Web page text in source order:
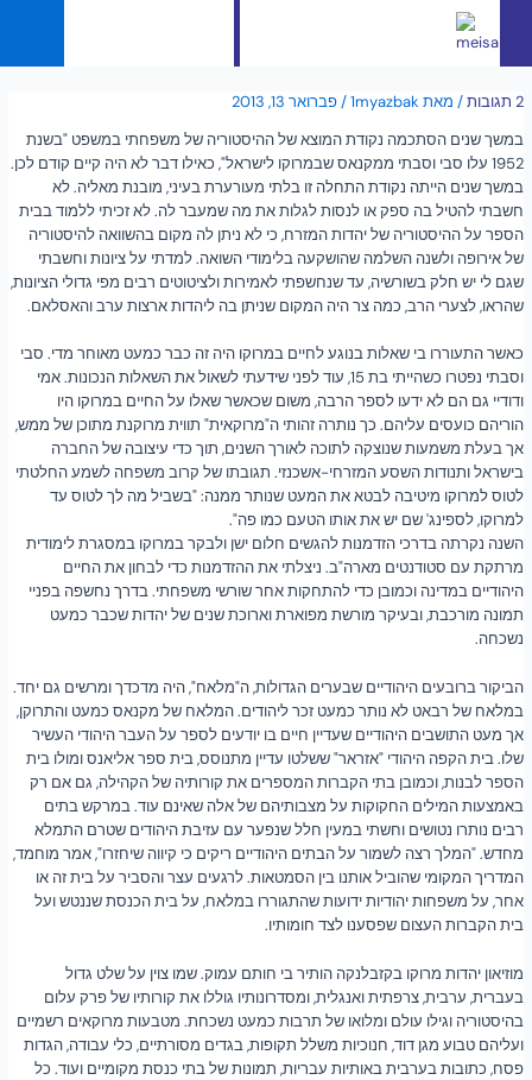
2 תגובות / מאת 1myazbak
/פברואר 13, 2013
במשך שנים הסתכמה נקודת המוצא של ההיסטוריה של משפחתי במשפט "בשנת
1952 עלו סבי וסבתי ממקנאס שבמרוקו לישראל", כאילו דבר לא היה קיים קודם לכן.
במשך שנים הייתה נקודת התחלה זו בלתי מעורערת בעיני, מובנת מאליה. לא
חשבתי להטיל בה ספק או לנסות לגלות את מה שמעבר לה. לא זכיתי ללמוד בבית
הספר על ההיסטוריה של יהדות המזרח, כי לא ניתן לה מקום בהשוואה להיסטוריה
של אירופה ולשנה השלמה שהושקעה בלימודי השואה. למדתי על ציונות וחשבתי
שגם לי יש חלק בשורשיה, עד שנחשפתי לאמירות ולציטוטים רבים מפי גדולי הציונות,
שהראו, לצערי הרב, כמה צר היה המקום שניתן בה ליהדות ארצות ערב והאסלאם.
כאשר התעוררו בי שאלות בנוגע לחיים במרוקו היה זה כבר כמעט מאוחר מדי. סבי
וסבתי נפטרו כשהייתי בת 15, עוד לפני שידעתי לשאול את השאלות הנכונות. אמי
ודודיי גם הם לא ידעו לספר הרבה, משום שכאשר שאלו על החיים במרוקו היו
הוריהם כועסים עליהם. כך נותרה זהותי ה"מרוקאית" תווית מרוקנת מתוכן של ממש,
אך בעלת משמעות שנוצקה לתוכה לאורך השנים, תוך כדי עיצובה של החברה
בישראל ותנודות השסע המזרחי-אשכנזי. תגובתו של קרוב משפחה לשמע החלטתי
לטוס למרוקו מיטיבה לבטא את המעט שנותר ממנה: "בשביל מה לך לטוס עד
למרוקו, לספינג' שם יש את אותו הטעם כמו פה".
השנה נקרתה בדרכי הזדמנות להגשים חלום ישן ולבקר במרוקו במסגרת לימודית
מרתקת עם סטודנטים מארה"ב. ניצלתי את ההזדמנות כדי לבחון את החיים
היהודיים במדינה וכמובן כדי להתחקות אחר שורשי משפחתי. בדרך נחשפה בפניי
תמונה מורכבת, ובעיקר מורשת מפוארת וארוכת שנים של יהדות שכבר כמעט
נשכחה.
הביקור ברובעים היהודיים שבערים הגדולות, ה"מלאח", היה מדכדך ומרשים גם יחד.
במלאח של רבאט לא נותר כמעט זכר ליהודים. המלאח של מקנאס כמעט והתרוקן,
אך מעט התושבים היהודיים שעדיין חיים בו יודעים לספר על העבר היהודי העשיר
שלו. בית הקפה היהודי "אזראר" ששלטו עדיין מתנוסס, בית ספר אליאנס ומולו בית
הספר לבנות, וכמובן בתי הקברות המספרים את קורותיה של הקהילה, גם אם רק
באמצעות המילים החקוקות על מצבותיהם של אלה שאינם עוד. במרקש בתים
רבים נותרו נטושים וחשתי במעין חלל שנפער עם עזיבת היהודים שטרם התמלא
מחדש. "המלך רצה לשמור על הבתים היהודיים ריקים כי קיווה שיחזרו", אמר מוחמד,
המדריך המקומי שהוביל אותנו בין הסמטאות. לרגעים עצר והסביר על בית זה או
אחר, על משפחות יהודיות ידועות שהתגוררו במלאח, על בית הכנסת שננטש ועל
בית הקברות העצום שפסענו לצד חומותיו.
מוזיאון יהדות מרוקו בקזבלנקה הותיר בי חותם עמוק. שמו צוין על שלט גדול
בעברית, ערבית, צרפתית ואנגלית, ומסדרונותיו גוללו את קורותיו של פרק עלום
בהיסטוריה וגילו עולם ומלואו של תרבות כמעט נשכחת. מטבעות מרוקאים רשמיים
ועליהם טבוע מגן דוד, חנוכיות משלל תקופות, בגדים מסורתיים, כלי עבודה, הגדות
פסח, כתובות בערבית באותיות עבריות, תמונות של בתי כנסת מקומיים ועוד. כל